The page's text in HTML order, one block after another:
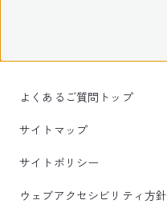
よくあるご質問トップ
サイトマップ
サイトポリシー
ウェブアクセシビリティ方針